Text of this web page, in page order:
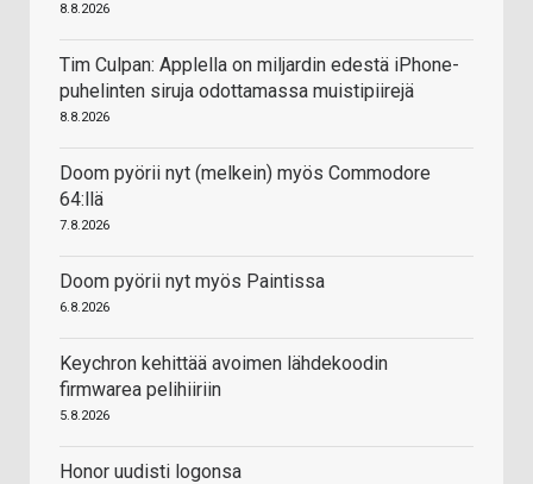
8.8.2026
Tim Culpan: Applella on miljardin edestä iPhone-
puhelinten siruja odottamassa muistipiirejä
8.8.2026
Doom pyörii nyt (melkein) myös Commodore
64:llä
7.8.2026
Doom pyörii nyt myös Paintissa
6.8.2026
Keychron kehittää avoimen lähdekoodin
firmwarea pelihiiriin
5.8.2026
Honor uudisti logonsa